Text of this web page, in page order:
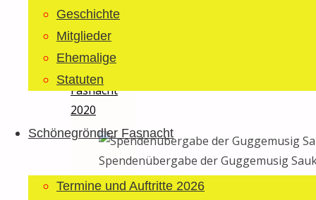
Geschichte
Mitglieder
Ehemalige
Statuten
Schönegröndler Fasnacht
Termine und Auftritte 2026
Juni 2020
23. Juni
Fasnacht
2020
Spendenübergabe der Guggemusig
Nach der